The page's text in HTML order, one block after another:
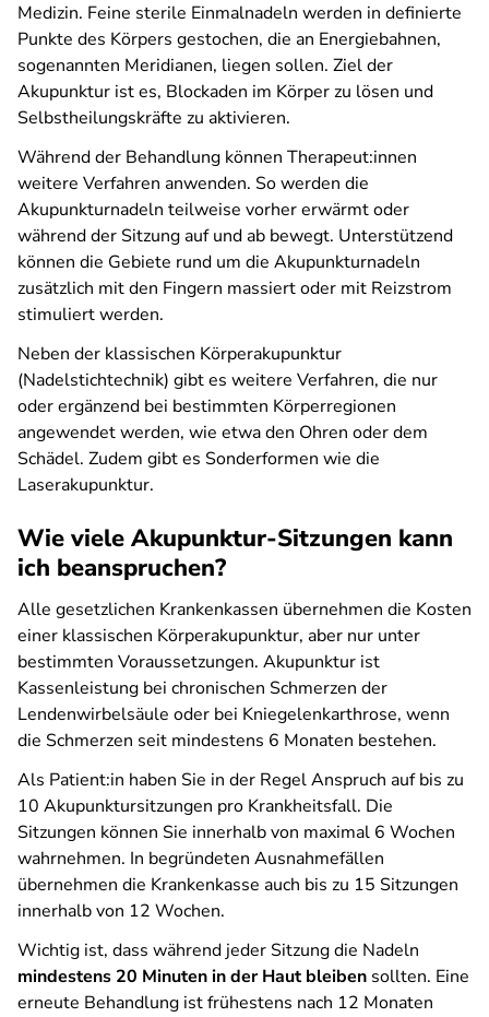
Medizin. Feine sterile Einmalnadeln werden in definierte
Punkte des Körpers gestochen, die an Energiebahnen,
sogenannten Meridianen, liegen sollen. Ziel der
Akupunktur ist es, Blockaden im Körper zu lösen und
Selbstheilungskräfte zu aktivieren.
Während der Behandlung können Therapeut:innen
weitere Verfahren anwenden. So werden die
Akupunkturnadeln teilweise vorher erwärmt oder
während der Sitzung auf und ab bewegt. Unterstützend
können die Gebiete rund um die Akupunkturnadeln
zusätzlich mit den Fingern massiert oder mit Reizstrom
stimuliert werden.
Neben der klassischen Körperakupunktur
(Nadelstichtechnik) gibt es weitere Verfahren, die nur
oder ergänzend bei bestimmten Körperregionen
angewendet werden, wie etwa den Ohren oder dem
Schädel. Zudem gibt es Sonderformen wie die
Laserakupunktur.
Wie viele Akupunktur-Sitzungen kann
ich beanspruchen?
Alle gesetzlichen Krankenkassen übernehmen die Kosten
einer klassischen Körperakupunktur, aber nur unter
bestimmten Voraussetzungen. Akupunktur ist
Kassenleistung bei chronischen Schmerzen der
Lendenwirbelsäule oder bei Kniegelenkarthrose, wenn
die Schmerzen seit mindestens 6 Monaten bestehen.
Als Patient:in haben Sie in der Regel Anspruch auf bis zu
10 Akupunktursitzungen pro Krankheitsfall. Die
Sitzungen können Sie innerhalb von maximal 6 Wochen
wahrnehmen. In begründeten Ausnahmefällen
übernehmen die Krankenkasse auch bis zu 15 Sitzungen
innerhalb von 12 Wochen.
Wichtig ist, dass während jeder Sitzung die Nadeln
mindestens 20 Minuten in der Haut bleiben sollten. Eine
erneute Behandlung ist frühestens nach 12 Monaten